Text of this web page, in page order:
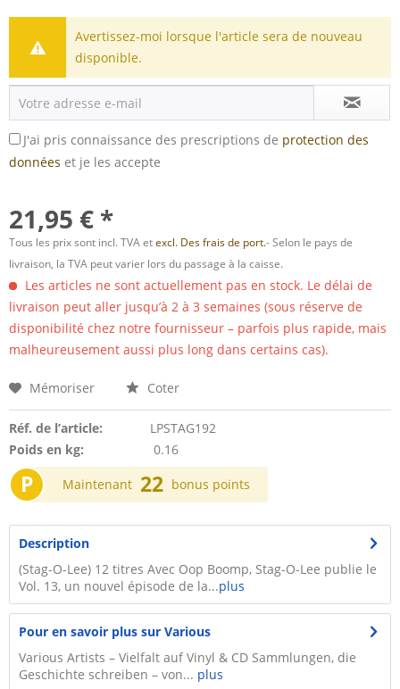
Avertissez-moi lorsque l'article sera de nouveau
disponible.
J'ai pris connaissance des prescriptions de protection des
données et je les accepte
21,95 € *
Tous les prix sont incl. TVA etexcl. Des frais de port.- Selon le pays de
livraison, la TVA peut varier lors du passage à la caisse.
Les articles ne sont actuellement pas en stock. Le délai de
livraison peut aller jusqu’à 2 à 3 semaines (sous réserve de
disponibilité chez notre fournisseur – parfois plus rapide, mais
malheureusement aussi plus long dans certains cas).
Mémoriser Coter
Réf. de l’article:
LPSTAG192
Poids en kg:
0.16
P Maintenant 22 bonus points
Description
(Stag-O-Lee) 12 titres Avec Oop Boomp, Stag-O-Lee publie le
Vol. 13, un nouvel épisode de la...plus
Pour en savoir plus sur Various
Various Artists – Vielfalt auf Vinyl & CD Sammlungen, die
Geschichte schreiben – von... plus